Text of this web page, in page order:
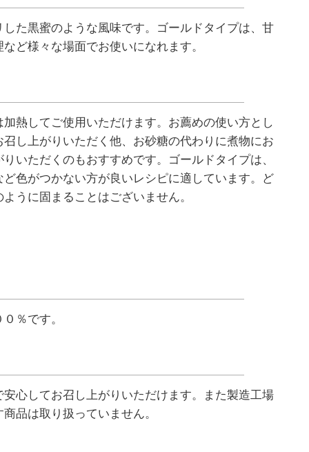
た黒蜜のような風味です。ゴールドタイプは、甘
ど様々な場面でお使いになれます。
熱してご使用いただけます。お薦めの使い方とし
し上がりいただく他、お砂糖の代わりに煮物にお
いただくのもおすすめです。ゴールドタイプは、
色がつかない方が良いレシピに適しています。ど
うに固まることはございません。
％です。
心してお召し上がりいただけます。また製造工場
品は取り扱っていません。